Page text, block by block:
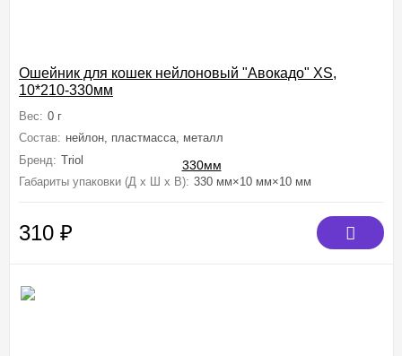
Ошейник для кошек нейлоновый "Авокадо" XS,
10*210-330мм
Вес: 0 г
Состав: нейлон, пластмасса, металл
Бренд: Triol
Габариты упаковки (Д х Ш х В): 330 мм×10 мм×10 мм
310 ₽